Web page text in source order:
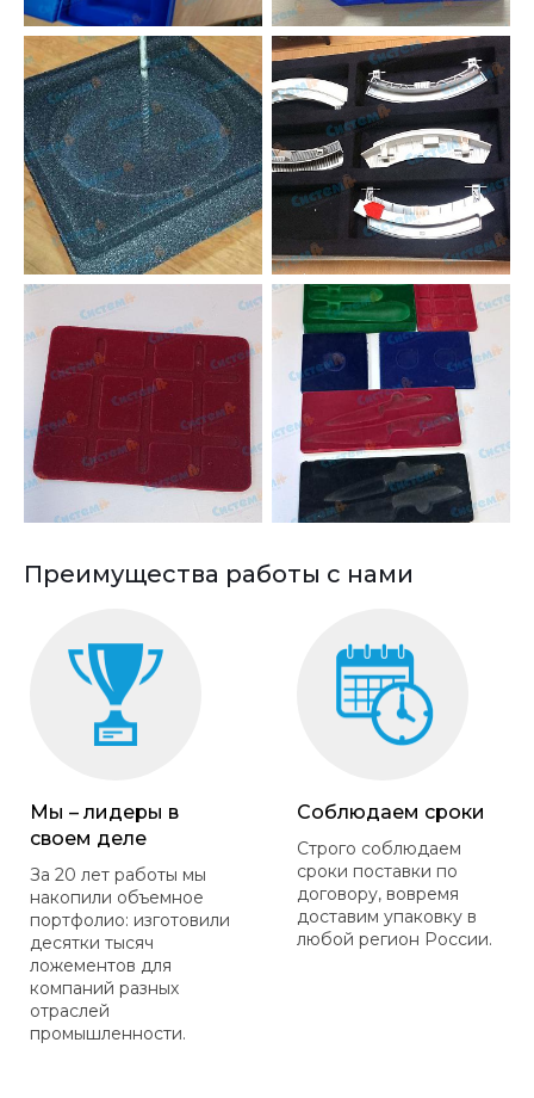
Преимущества работы с нами
Мы – лидеры в
своем деле
За 20 лет работы мы
накопили объемное
портфолио: изготовили
десятки тысяч
ложементов для
компаний разных
отраслей
промышленности.
Соблюдаем сроки
Строго соблюдаем
сроки поставки по
договору, вовремя
доставим упаковку в
любой регион России.